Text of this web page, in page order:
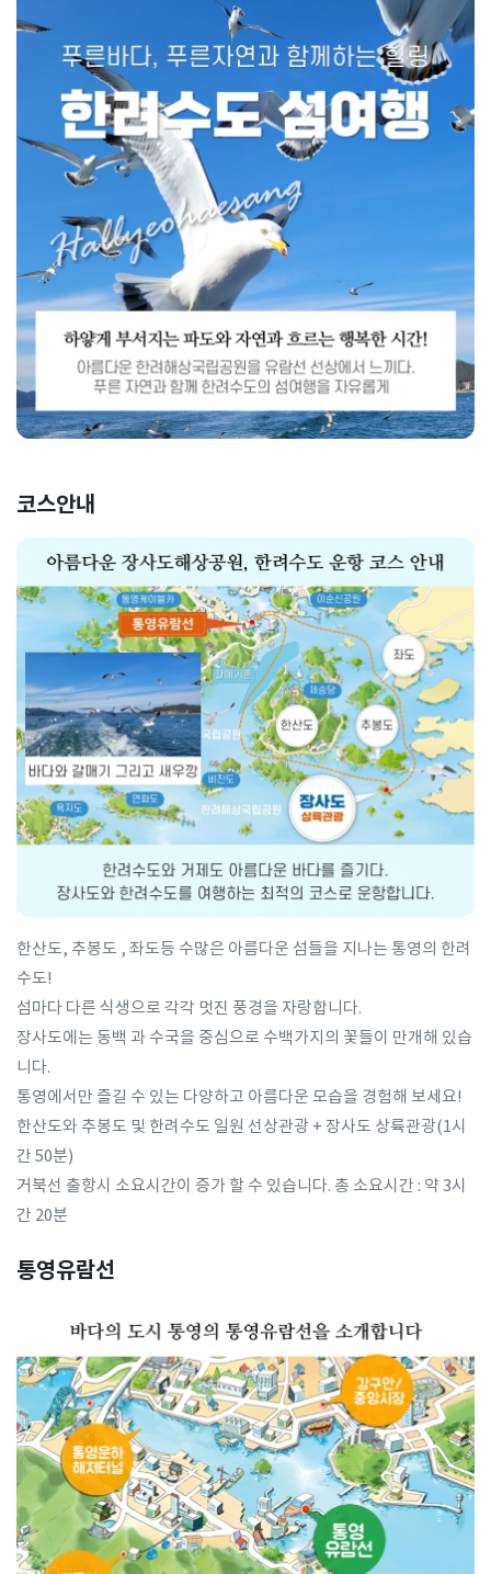
코스안내
한산도, 추봉도 , 좌도등 수많은 아름다운 섬들을 지나는 통영의 한려
수도!
섬마다 다른 식생으로 각각 멋진 풍경을 자랑합니다.
장사도에는 동백 과 수국을 중심으로 수백가지의 꽃들이 만개해 있습
니다.
통영에서만 즐길 수 있는 다양하고 아름다운 모습을 경험해 보세요!
한산도와 추봉도 및 한려수도 일원 선상관광 + 장사도 상륙관광(1시
간 50분)
거북선 출항시 소요시간이 증가 할 수 있습니다. 총 소요시간 : 약 3시
간 20분
통영유람선